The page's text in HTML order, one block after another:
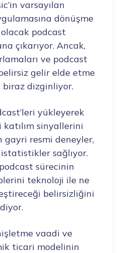
varsayılan
dönüşme
podcast
çıkarıyor. Ancak,
ve podcast
gelir elde etme
biraz dizginliyor.
yükleyerek
sinyallerini
gayri resmi deneyler,
sağlıyor.
sürecinin
teknoloji ile ne
belirsizliğini
vaadi ve
ticari modelinin